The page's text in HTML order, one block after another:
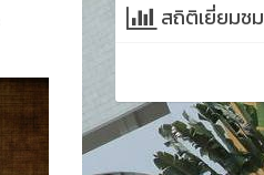
สถิติเยี่ยมชม